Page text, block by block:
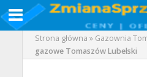
Strona główna » Gazownia
gazowe Tomaszów Lubelski